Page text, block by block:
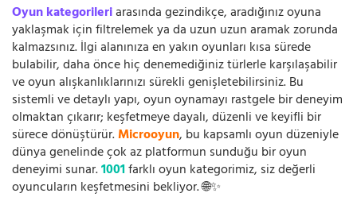
Oyun kategorileriarasında gezindikçe, aradığınız oyuna
yaklaşmak için filtrelemek ya da uzun uzun aramak zorunda
kalmazsınız. İlgi alanınıza en yakın oyunları kısa sürede
bulabilir, daha önce hiç denemediğiniz türlerle karşılaşabilir
ve oyun alışkanlıklarınızı sürekli genişletebilirsiniz. Bu
sistemli ve detaylı yapı, oyun oynamayı rastgele bir deneyim
olmaktan çıkarır; keşfetmeye dayalı, düzenli ve keyifli bir
sürece dönüştürür.Microoyun, bu kapsamlı oyun düzeniyle
dünya genelinde çok az platformun sunduğu bir oyun
deneyimi sunar.1001farklı oyun kategorimiz, siz değerli
oyuncuların keşfetmesini bekliyor. 🌐✨